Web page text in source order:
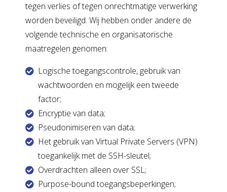
tegen verlies of tegen onrechtmatige verwerking
worden beveiligd. Wij hebben onder andere de
volgende technische en organisatorische
maatregelen genomen:
Logische toegangscontrole, gebruik van
wachtwoorden en mogelijk een tweede
factor;
Encryptie van data;
Pseudonimiseren van data;
Het gebruik van Virtual Private Servers (VPN)
toegankelijk met de SSH-sleutel;
Overdrachten alleen over SSL;
Purpose-bound toegangsbeperkingen;